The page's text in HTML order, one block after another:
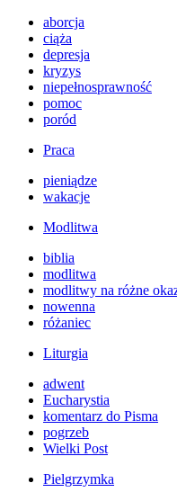
aborcja
ciąża
depresja
kryzys
niepełnosprawność
pomoc
poród
Praca
pieniądze
wakacje
Modlitwa
biblia
modlitwa
modlitwy na różne
nowenna
różaniec
Liturgia
adwent
Eucharystia
komentarz do Pisma
pogrzeb
Wielki Post
Pielgrzymka